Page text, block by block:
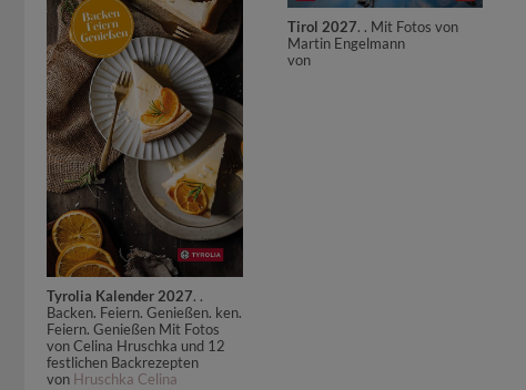
Tyrolia Kalender 2027. .
Backen. Feiern. Genießen. ken.
Feiern. Genießen Mit Fotos
von Celina Hruschka und 12
festlichen Backrezepten
von Hruschka Celina
Tirol 2027. . Mit Fotos von
Martin Engelmann
von